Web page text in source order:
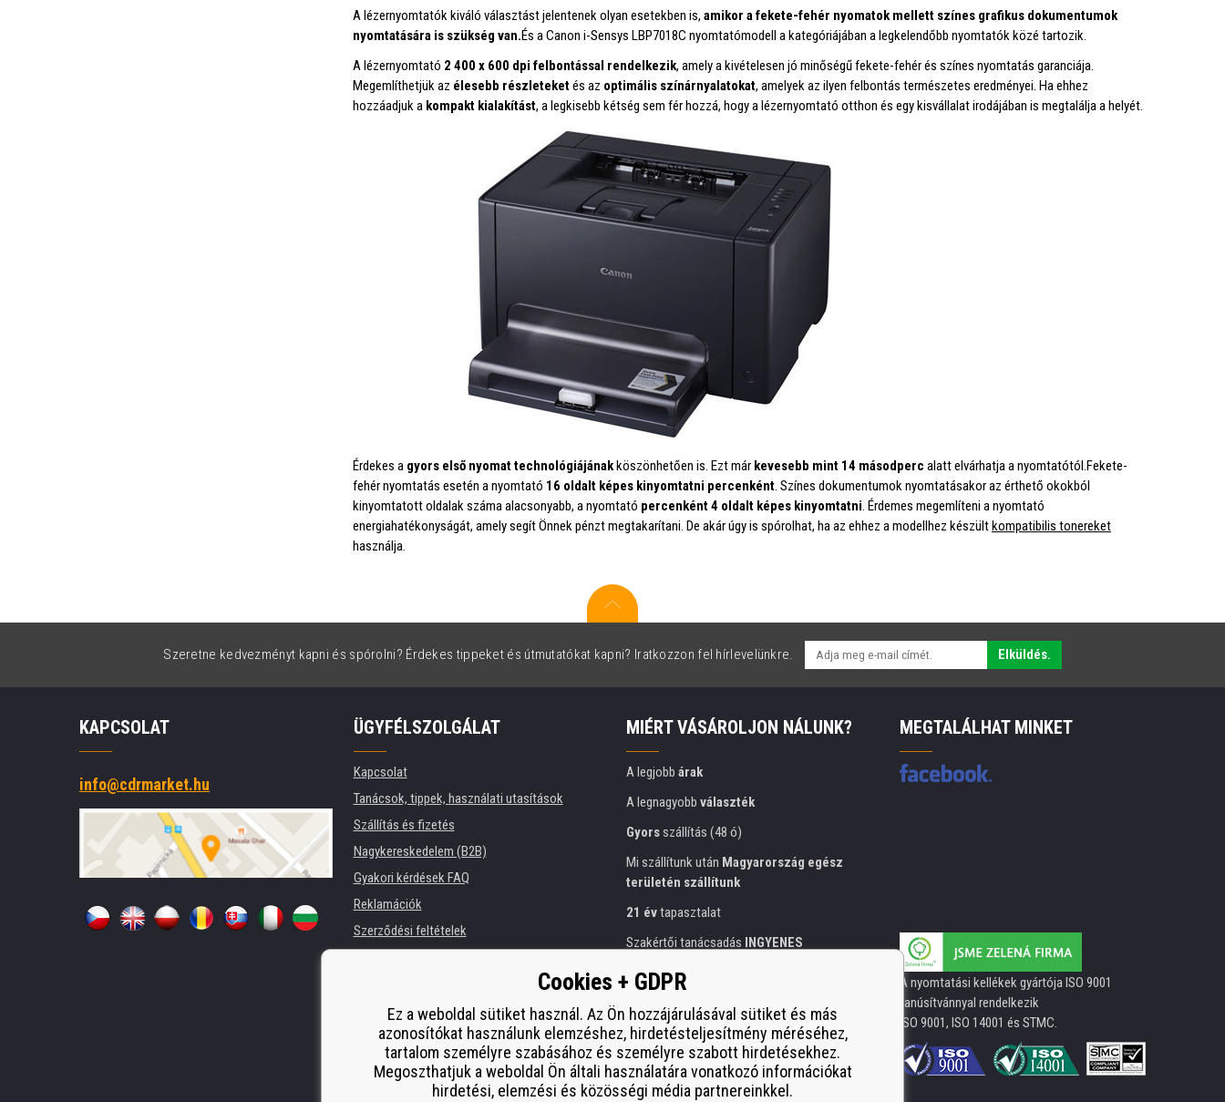
A lézernyomtatók kiváló választást jelentenek olyan esetekben is, amikor a fekete-fehér nyomatok mellett színes grafikus dokumentumok
nyomtatására is szükség van.És a Canon i-Sensys LBP7018C nyomtatómodell a kategóriájában a legkelendőbb nyomtatók közé tartozik.
A lézernyomtató 2 400 x 600 dpi felbontással rendelkezik, amely a kivételesen jó minőségű fekete-fehér és színes nyomtatás garanciája.
Megemlíthetjük az élesebb részleteketés az optimális színárnyalatokat, amelyek az ilyen felbontás természetes eredményei. Ha ehhez
hozzáadjuk a kompakt kialakítást, a legkisebb kétség sem fér hozzá, hogy a lézernyomtató otthon és egy kisvállalat irodájában is megtalálja a helyét.
Érdekes a gyors első nyomat technológiájánakköszönhetően is. Ezt már kevesebb mint 14 másodperc alatt elvárhatja a nyomtatótól.Fekete-
fehér nyomtatás esetén a nyomtató 16 oldalt képes kinyomtatni percenként. Színes dokumentumok nyomtatásakor az érthető okokból
kinyomtatott oldalak száma alacsonyabb, a nyomtató percenként 4 oldalt képes kinyomtatni. Érdemes megemlíteni a nyomtató
energiahatékonyságát, amely segít Önnek pénzt megtakarítani. De akár úgy is spórolhat, ha az ehhez a modellhez készültkompatibilis tonereket
használja.
Szeretne kedvezményt kapni és spórolni? Érdekes tippeket és útmutatókat kapni? Iratkozzon fel hírlevelünkre. Elküldés.
KAPCSOLAT
info@cdrmarket.hu
ÜGYFÉLSZOLGÁLAT
Kapcsolat
Tanácsok, tippek, használati utasítások
Szállítás és fizetés
Nagykereskedelem (B2B)
Gyakori kérdések FAQ
Reklamációk
Szerződési feltételek
Nyomtatók bérlése
Pótló teljesítmény
Odstoupení od smlouvy
MIÉRT VÁSÁROLJON NÁLUNK?
A legjobb árak
A legnagyobb választék
Gyorsszállítás (48 ó)
Mi szállítunk után Magyarország egész
területén szállítunk
21 évtapasztalat
Szakértői tanácsadás INGYENES
Előzékeny hozzáállás
Biztonságoson-line fizetés
MEGTALÁLHAT MINKET
A nyomtatási kellékek gyártója ISO 9001
tanúsítvánnyal rendelkezik
ISO 9001, ISO 14001 és STMC.
Cookies + GDPR
Ez a weboldal sütiket használ. Az Ön hozzájárulásával sütiket és más
azonosítókat használunk elemzéshez, hirdetésteljesítmény méréséhez,
tartalom személyre szabásához és személyre szabott hirdetésekhez.
Megoszthatjuk a weboldal Ön általi használatára vonatkozó információkat
hirdetési, elemzési és közösségi média partnereinkkel.